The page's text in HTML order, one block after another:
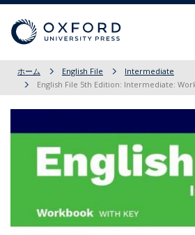
ホーム English File
Intermediate
English File 5th Edition: Intermediate: